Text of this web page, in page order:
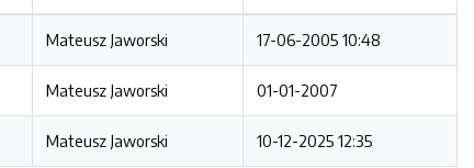
Mateusz Jaworski 17-06-2005 10:48
Mateusz Jaworski 01-01-2007
Mateusz Jaworski 10-12-2025 12:35